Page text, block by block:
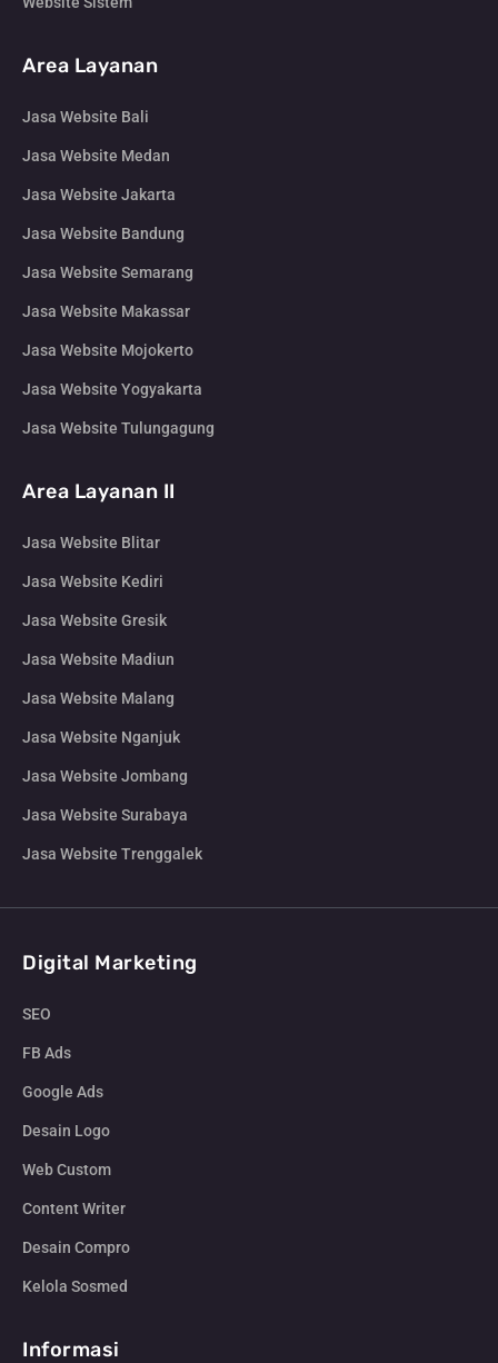
Area Layanan
Jasa Website Bali
Jasa Website Medan
Jasa Website Jakarta
Jasa Website Bandung
Jasa Website Semarang
Jasa Website Makassar
Jasa Website Mojokerto
Jasa Website Yogyakarta
Jasa Website Tulungagung
Area Layanan II
Jasa Website Blitar
Jasa Website Kediri
Jasa Website Gresik
Jasa Website Madiun
Jasa Website Malang
Jasa Website Nganjuk
Jasa Website Jombang
Jasa Website Surabaya
Jasa Website Trenggalek
Digital Marketing
SEO
FB Ads
Google Ads
Desain Logo
Web Custom
Content Writer
Desain Compro
Kelola Sosmed
Informasi